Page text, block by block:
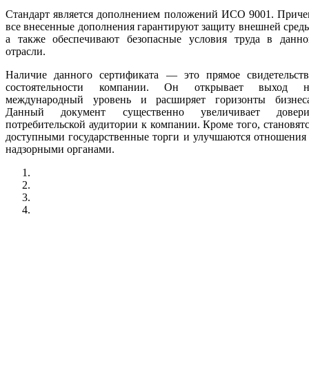
Стандарт является дополнением положений ИСО 9001.
все внесенные дополнения гарантируют защиту внешней
а также обеспечивают безопасные условия труда в
отрасли.
Наличие данного сертификата — это прямое
состоятельности компании. Он открывает выход
международный уровень и расширяет горизонты
Данный документ существенно увеличивает
потребительской аудитории к компании. Кроме того,
доступными государственные торги и улучшаются отношения
надзорными органами.